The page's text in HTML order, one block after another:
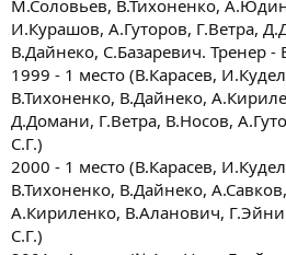
М.Соловьев, В.Тихоненко,
И.Курашов, А.Гуторов, Г.Ветра,
В.Дайнеко, С.Базаревич. Тренер -
1999 - 1 место (В.Карасев,
В.Тихоненко, В.Дайнеко,
Д.Домани, Г.Ветра, В.Носов,
С.Г.)
2000 - 1 место (В.Карасев,
В.Тихоненко, В.Дайнеко,
А.Кириленко, В.Аланович,
С.Г.)